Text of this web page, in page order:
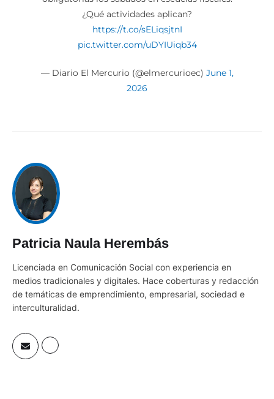
¿Qué actividades aplican?
https://t.co/sELiqsjtnI
pic.twitter.com/uDYIUiqb34
— Diario El Mercurio (@elmercurioec) June 1,
2026
Patricia Naula Herembás
Licenciada en Comunicación Social con experiencia en
medios tradicionales y digitales. Hace coberturas y redacción
de temáticas de emprendimiento, empresarial, sociedad e
interculturalidad.